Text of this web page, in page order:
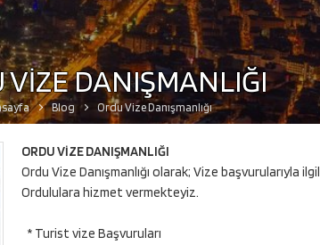
VİZE DANIŞMANLIĞI
Blog Ordu Vize Danışmanlığı
ORDU VİZE DANIŞMANLIĞI
Ordu Vize Danışmanlığı olarak; Vize başvurularıyla
Ordululara hizmet vermekteyiz.
* Turist vize Başvuruları